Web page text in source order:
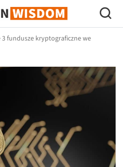
Bitcoina
fundusze kryptograficzne we